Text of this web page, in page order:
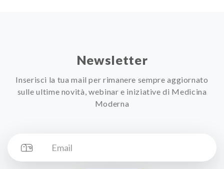
Newsletter
Inserisci la tua mail per rimanere sempre aggiornato
sulle ultime novità, webinar e iniziative di Medicina
Moderna